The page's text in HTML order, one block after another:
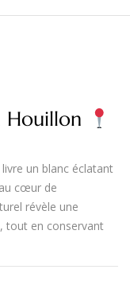
un blanc éclatant
cœur de
révèle une
, tout en conservant